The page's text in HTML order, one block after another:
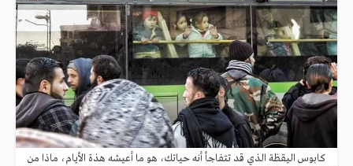
كابوس اليقظة الذي قد تتفاجأ أنه حياتك، هو ما أعيشه هذة الأيام، ماذا من